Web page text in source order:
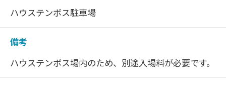
ハウステンボス駐車場
備考
ハウステンボス場内のため、別途入場料が必要です。